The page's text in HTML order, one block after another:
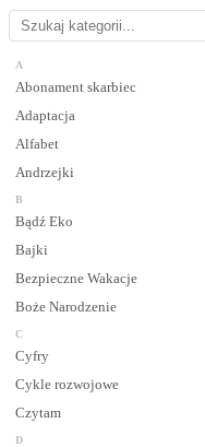
A
Abonament skarbiec
Adaptacja
Alfabet
Andrzejki
B
Bądź Eko
Bajki
Bezpieczne Wakacje
Boże Narodzenie
C
Cyfry
Cykle rozwojowe
Czytam
D